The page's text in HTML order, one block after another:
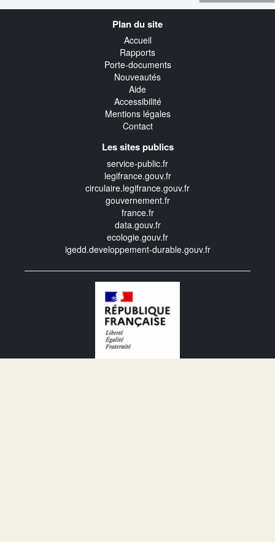
Plan du site
Accueil
Rapports
Porte-documents
Nouveautés
Aide
Accessibilité
Mentions légales
Contact
Les sites publics
service-public.fr
legifrance.gouv.fr
circulaire.legifrance.gouv.fr
gouvernement.fr
france.fr
data.gouv.fr
ecologie.gouv.fr
igedd.developpement-durable.gouv.fr